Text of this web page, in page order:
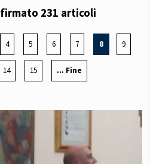
firmato 231 articoli
4 5 6 7 8 9
14 15 ... Fine